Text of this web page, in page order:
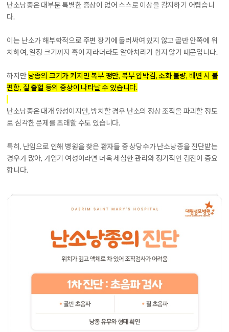
난소낭종은 대부분 특별한 증상이 없어 스스로 이상을 감지하기 어렵습니
다.
이는 난소가 해부학적으로 주변 장기에 둘러싸여 있지 않고 골반 안쪽에 위
치하여, 일정 크기까지 혹이 자라더라도 알아차리기 쉽지 않기 때문입니다.
하지만 낭종의 크기가 커지면 복부 팽만, 복부 압박감, 소화 불량, 배변 시 불
편함, 질 출혈 등의 증상이 나타날 수 있습니다.
난소낭종은 대개 양성이지만, 방치할 경우 난소의 정상 조직을 파괴할 정도
로 심각한 문제를 초래할 수도 있습니다.
특히, 난임으로 인해 병원을 찾은 환자들 중 상당수가 난소낭종을 진단받는
경우가 많아, 가임기 여성이라면 더욱 세심한 관리와 정기적인 검진이 중요
합니다.